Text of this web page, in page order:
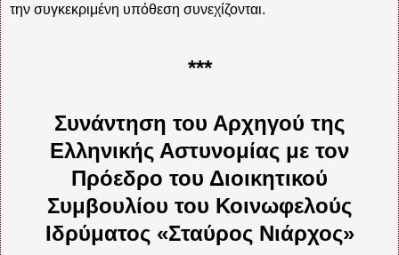
την συγκεκριμένη υπόθεση συνεχίζονται.
***
Συνάντηση του Αρχηγού της
Ελληνικής Αστυνομίας με τον
Πρόεδρο του Διοικητικού
Συμβουλίου του Κοινωφελούς
Ιδρύματος «Σταύρος Νιάρχος»